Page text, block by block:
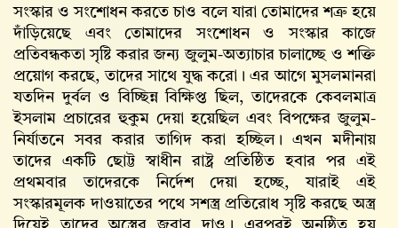
সংস্কার ও সংশোধন করতে চাও বলে যারা তোমাদের শত্রু হয়ে
দাঁড়িয়েছে এবং তোমাদের সংশোধন ও সংস্কার কাজে
প্রতিবন্ধকতা সৃষ্টি করার জন্য জুলুম-অত্যাচার চালাচ্ছে ও শক্তি
প্রয়োগ করছে, তাদের সাথে যুদ্ধ করো। এর আগে মুসলমানরা
যতদিন দুর্বল ও বিচ্ছিন্ন বিক্ষিপ্ত ছিল, তাদেরকে কেবলমাত্র
ইসলাম প্রচারের হুকুম দেয়া হয়েছিল এবং বিপক্ষের জুলুম-
নির্যাতনে সবর করার তাগিদ করা হচ্ছিল। এখন মদীনায়
তাদের একটি ছোট্ট স্বাধীন রাষ্ট্র প্রতিষ্ঠিত হবার পর এই
প্রথমবার তাদেরকে নির্দেশ দেয়া হচ্ছে, যারাই এই
সংস্কারমূলক দাওয়াতের পথে সশস্ত্র প্রতিরোধ সৃষ্টি করছে অস্ত্র